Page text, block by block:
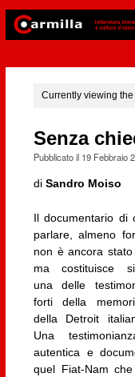
Currently viewing the
Senza
Pubblicato il 19 Febbraio
di Sandro Moiso
Il documentario di
parlare, almeno
non è ancora stato
ma costituisce
una delle
forti della
della Detroit
Una
autentica e
quel Fiat-Nam